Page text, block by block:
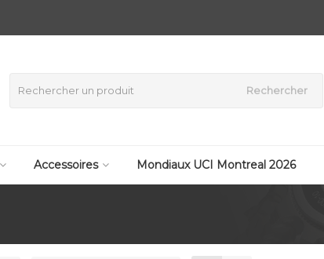
Rechercher
Accessoires Mondiaux UCI Montreal 2026